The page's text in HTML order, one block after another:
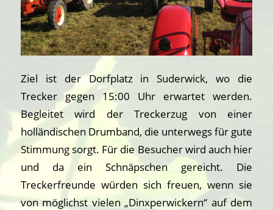
Ziel ist der Dorfplatz in Suderwick, wo die
Trecker gegen 15:00 Uhr erwartet werden.
Begleitet wird der Treckerzug von einer
holländischen Drumband, die unterwegs für gute
Stimmung sorgt. Für die Besucher wird auch hier
und da ein Schnäpschen gereicht. Die
Treckerfreunde würden sich freuen, wenn sie
von möglichst vielen „Dinxperwickern“ auf dem